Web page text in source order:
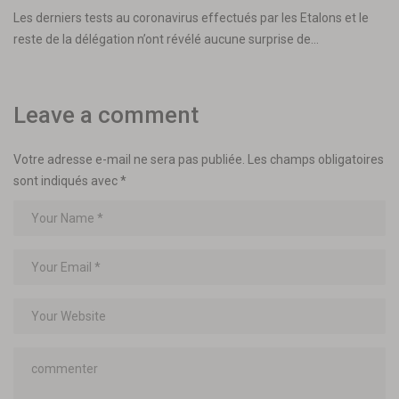
Les derniers tests au coronavirus effectués par les Etalons et le
reste de la délégation n’ont révélé aucune surprise de…
Leave a comment
Votre adresse e-mail ne sera pas publiée. Les champs obligatoires
sont indiqués avec*